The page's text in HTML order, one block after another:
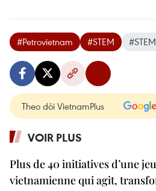
#Petrovietnam #STEM
Theo dõi VietnamPlus
VOIR PLUS
Plus de 40 initiatives d’une
vietnamienne qui agit,